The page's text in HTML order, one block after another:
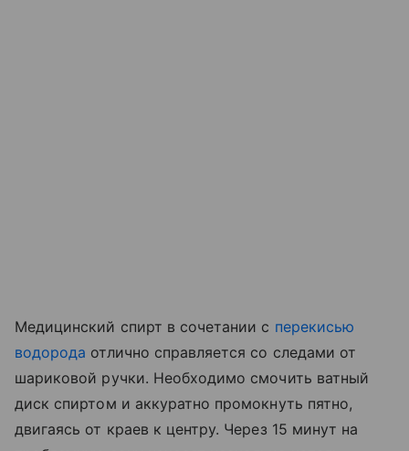
Медицинский спирт в сочетании с перекисью
водорода отлично справляется со следами от
шариковой ручки. Необходимо смочить ватный
диск спиртом и аккуратно промокнуть пятно,
двигаясь от краев к центру. Через 15 минут на